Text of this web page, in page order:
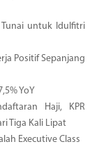
Tunai untuk Idulfitri
Positif Sepanjang
YoY
Haji, KPR
Tiga Kali Lipat
Executive Class